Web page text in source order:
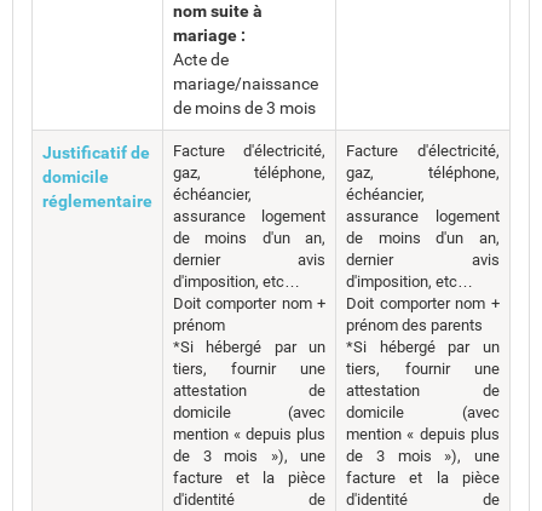
nom suite à
mariage :
Acte de
mariage/naissance
de moins de 3 mois
Justificatif de
domicile
réglementaire
Facture d'électricité,
gaz, téléphone,
échéancier,
assurance logement
de moins d'un an,
dernier avis
d'imposition, etc…
Doit comporter nom +
prénom
*Si hébergé par un
tiers, fournir une
attestation de
domicile (avec
mention « depuis plus
de 3 mois »), une
facture et la pièce
d'identité de
Facture d'électricité,
gaz, téléphone,
échéancier,
assurance logement
de moins d'un an,
dernier avis
d'imposition, etc…
Doit comporter nom +
prénom des parents
*Si hébergé par un
tiers, fournir une
attestation de
domicile (avec
mention « depuis plus
de 3 mois »), une
facture et la pièce
d'identité de